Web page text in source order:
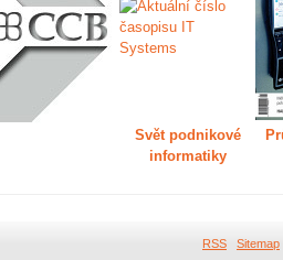
Svět podnikové
informatiky
RSS Sitemap